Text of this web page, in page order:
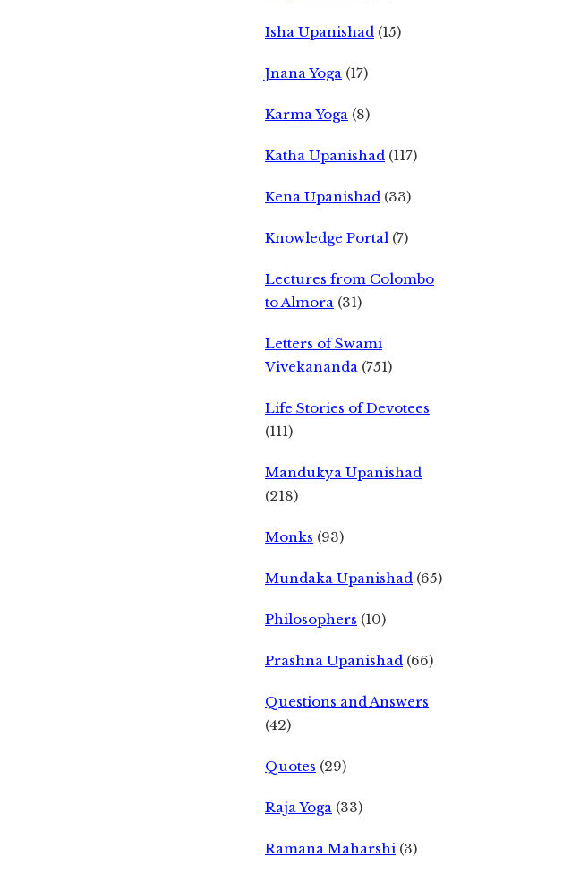
Isha Upanishad (15)
Jnana Yoga (17)
Karma Yoga (8)
Katha Upanishad (117)
Kena Upanishad (33)
Knowledge Portal (7)
Lectures from Colombo
to Almora (31)
Letters of Swami
Vivekananda (751)
Life Stories of Devotees
(111)
Mandukya Upanishad
(218)
Monks (93)
Mundaka Upanishad (65)
Philosophers (10)
Prashna Upanishad (66)
Questions and Answers
(42)
Quotes (29)
Raja Yoga (33)
Ramana Maharshi (3)